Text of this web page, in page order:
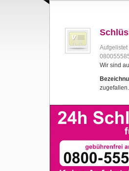
Aufgelistet
Wir sind